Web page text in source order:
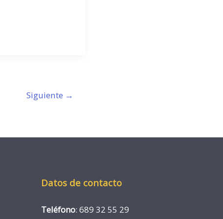
Siguiente →
Datos de contacto
Teléfono: 689 32 55 29